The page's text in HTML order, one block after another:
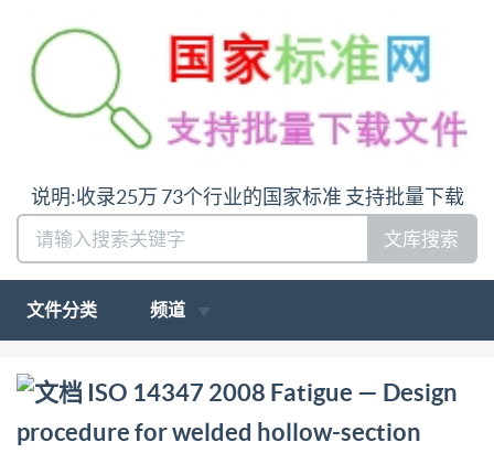
说明:收录25万 73个行业的国家标准 支持批量下载
文库搜索
文件分类 频道
问:哪里下载ISO 14347 2008 Fatigue — Design
procedure for welded hollow-section joints —
Recommendations答:请联系微信:siduwenku
ISO 14347 2008 Fatigue — Design
procedure for welded hollow-section